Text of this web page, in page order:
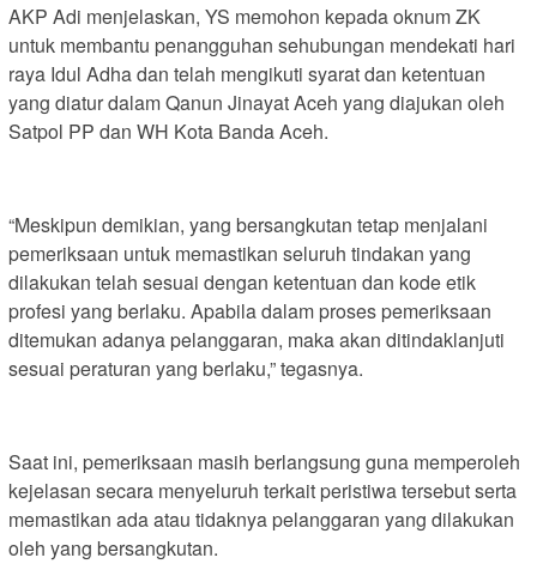
AKP Adi menjelaskan, YS memohon kepada oknum ZK
untuk membantu penangguhan sehubungan mendekati hari
raya Idul Adha dan telah mengikuti syarat dan ketentuan
yang diatur dalam Qanun Jinayat Aceh yang diajukan oleh
Satpol PP dan WH Kota Banda Aceh.
“Meskipun demikian, yang bersangkutan tetap menjalani
pemeriksaan untuk memastikan seluruh tindakan yang
dilakukan telah sesuai dengan ketentuan dan kode etik
profesi yang berlaku. Apabila dalam proses pemeriksaan
ditemukan adanya pelanggaran, maka akan ditindaklanjuti
sesuai peraturan yang berlaku,” tegasnya.
Saat ini, pemeriksaan masih berlangsung guna memperoleh
kejelasan secara menyeluruh terkait peristiwa tersebut serta
memastikan ada atau tidaknya pelanggaran yang dilakukan
oleh yang bersangkutan.